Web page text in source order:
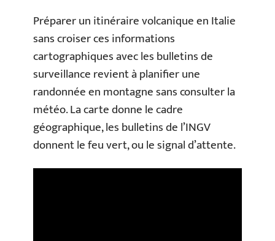
Préparer un itinéraire volcanique en Italie
sans croiser ces informations
cartographiques avec les bulletins de
surveillance revient à planifier une
randonnée en montagne sans consulter la
météo. La carte donne le cadre
géographique, les bulletins de l’INGV
donnent le feu vert, ou le signal d’attente.